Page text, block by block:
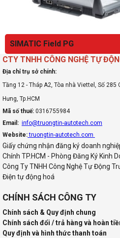
SIMATIC Field PG
CTY TNHH CÔNG NGHỆ TỰ
Địa chỉ trụ sở chính:
Tầng 12 - Tháp A2, Tòa nhà Viettel, Số 285
Hưng, Tp.HCM
Mã số thuế: 0316755984
Email: info@truongtin-autotech.com
Website:truongtin-autotech.com
Giấy chứng nhận đăng ký doanh
Chính TP.HCM - Phòng Đăng Ký Kinh
Công Ty TNHH Công Nghệ Tự Động
Điện tự động hoá
CHÍNH SÁCH CÔNG TY
Chính sách & Quy định chung
Chính sách đổi / trả hàng và hoàn
Quy định và hình thức thanh toán